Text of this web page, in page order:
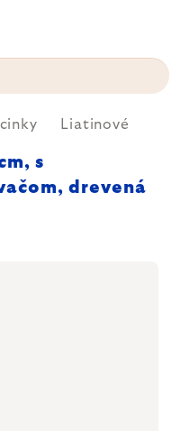
Liatinové
s
drevená